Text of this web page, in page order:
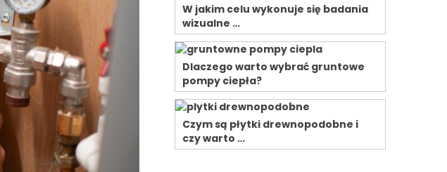
W jakim celu wykonuje się badania
wizualne …
Dlaczego warto wybrać gruntowe
pompy ciepła?
Czym są płytki drewnopodobne i
czy warto …